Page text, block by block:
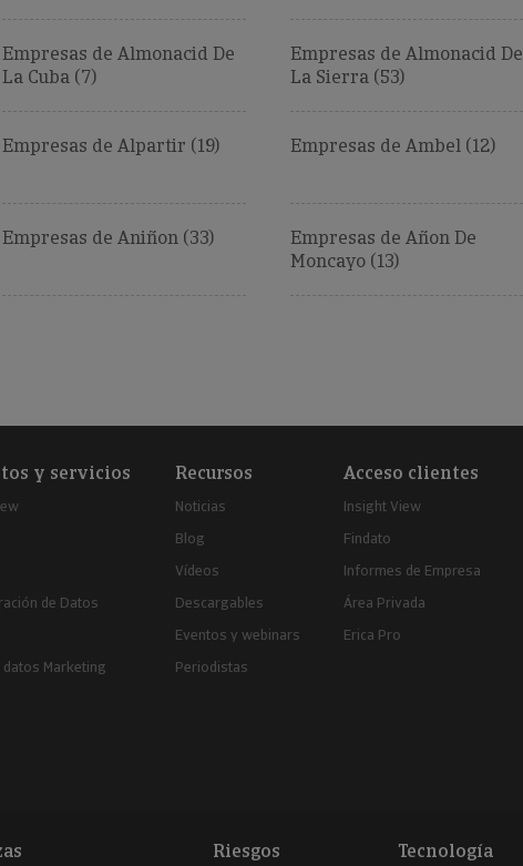
Empresas de Almonacid De
La Cuba (7)
Empresas de Almonacid De
La Sierra (53)
Empresas de Alpartir (19) Empresas de Ambel (12)
Empresas de Aniñon (33)
Empresas de Añon De
Moncayo (13)
y servicios
de Datos
datos Marketing
Recursos
Noticias
Blog
Vídeos
Descargables
Eventos y webinars
Periodistas
Acceso clientes
Insight View
Findato
Informes de Empresa
Área Privada
Erica Pro
Riesgos Tecnología